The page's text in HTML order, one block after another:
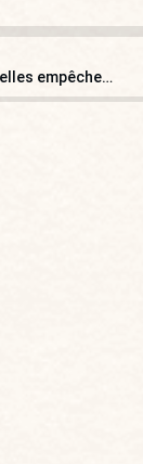
[VOTRE AVIS] Les perquisitions concernant des prestataires du RN vont-elles empêcher son accès au second tour en 2027 ?